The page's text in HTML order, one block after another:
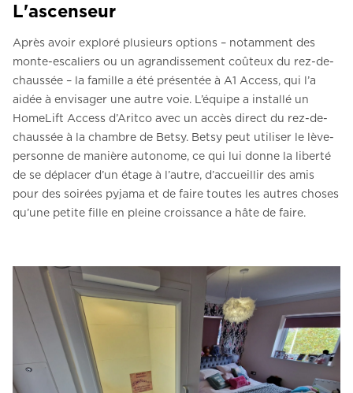
L'ascenseur
Après avoir exploré plusieurs options – notamment des
monte-escaliers ou un agrandissement coûteux du rez-de-
chaussée – la famille a été présentée à A1 Access, qui l’a
aidée à envisager une autre voie. L’équipe a installé un
HomeLift Access d’Aritco avec un accès direct du rez-de-
chaussée à la chambre de Betsy. Betsy peut utiliser le lève-
personne de manière autonome, ce qui lui donne la liberté
de se déplacer d’un étage à l’autre, d’accueillir des amis
pour des soirées pyjama et de faire toutes les autres choses
qu’une petite fille en pleine croissance a hâte de faire.